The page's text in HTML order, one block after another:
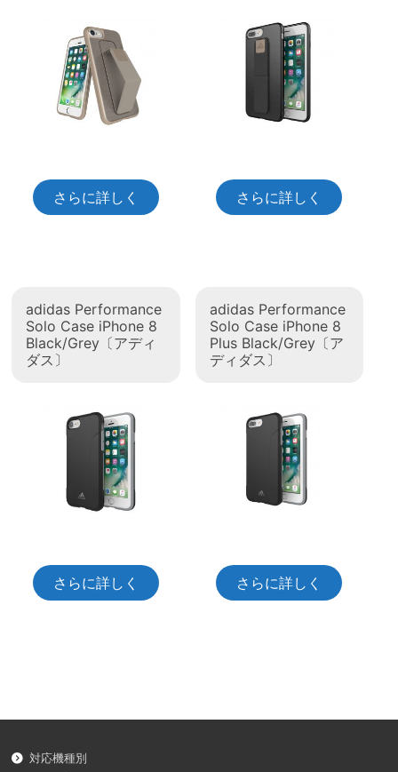
さらに詳しく さらに詳しく
adidas Performance
Solo Case iPhone 8
Black/Grey〔アディ
ダス〕
さらに詳しく
adidas Performance
Solo Case iPhone 8
Plus Black/Grey〔ア
ディダス〕
さらに詳しく
対応機種別